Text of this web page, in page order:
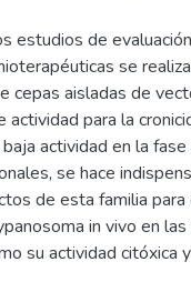
estudios de
se
cepas aisladas de
actividad para la
actividad en la
se hace
de esta familia para
in vivo en
su actividad citóxica